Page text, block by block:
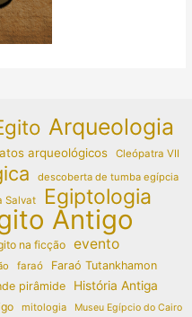
Arqueologia
arqueológicos Cleópatra VII
descoberta de tumba egípcia
Salvat Egiptologia
Antigo
na ficção evento
faraó Faraó Tutankhamon
pirâmide
História Antiga
mitologia Museu Egípcio do Cairo